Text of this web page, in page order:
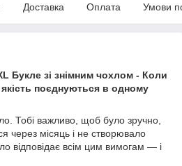
Доставка Оплата Умови
Букле зі знімним чохлом - Коли
якість поєднуються в одному
Тобі важливо, щоб було зручно,
через місяць і не створювало
відповідає всім цим вимогам — і